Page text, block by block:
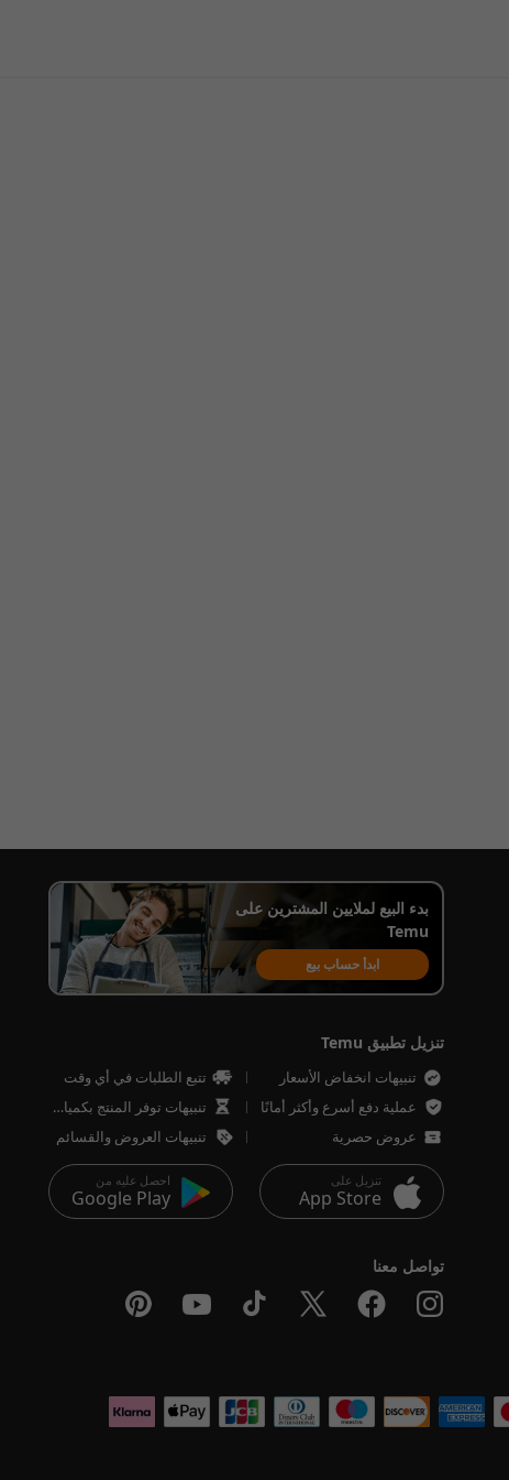
بدء البيع لملايين المشترين على
Temu
ابدأ حساب بيع
تنزيل تطبيق Temu
تنبيهات انخفاض الأسعار
تتبع الطلبات في أي وقت
عملية دفع أسرع وأكثر أمانًا
تنبيهات توفر المنتج بكميات محدودة
عروض حصرية
تنبيهات العروض والقسائم
تنزيل على
App Store
احصل عليه من
Google Play
تواصل معنا